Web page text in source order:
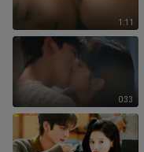
1:11
0:33